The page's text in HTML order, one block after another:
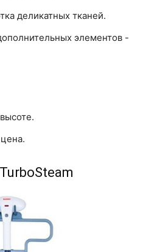
деликатных тканей.
элементов -